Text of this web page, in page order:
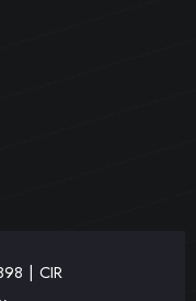
| CIR